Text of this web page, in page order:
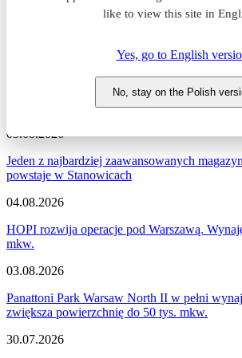
like to view this site in
Yes, go to English
No, stay on the Polish
magazynowego
Zapraszamy do zapoznania się z najnowszymi
dotyczącymi sytuacji na rynku komercyjnym,
deweloperskimi, a także wydarzeniami i
05.08.2026
Jeden z najbardziej zaawansowanych
powstaje w Stanowicach
04.08.2026
HOPI rozwija operacje pod Warszawą.
mkw.
03.08.2026
Panattoni Park Warsaw North II w pełni
zwiększa powierzchnię do 50 tys. mkw.
30.07.2026